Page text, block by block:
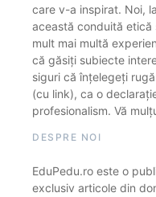
care v-a inspirat. Noi,
această conduită etică
mult mai multă
că găsiți subiecte
siguri că înțelegeți
(cu link), ca o
profesionalism. Vă
DESPRE NOI
EduPedu.ro este o
exclusiv articole din